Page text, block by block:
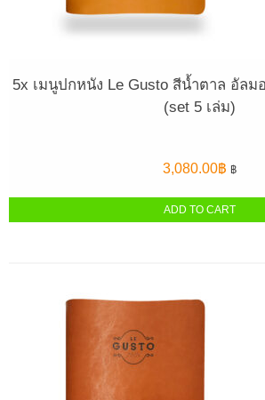
5x เมนูปกหนัง Le Gusto สีน้ำตาล อัลม
(set 5 เล่ม)
3,080.00฿ ฿
ADD TO CART